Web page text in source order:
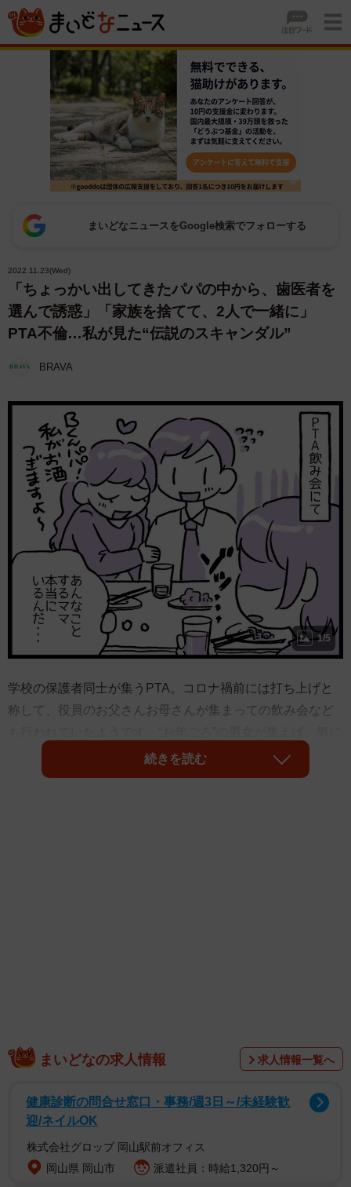
まいどなニュースをGoogle検索でフォローする
2022.11.23(Wed)
「ちょっかい出してきたパパの中から、歯医者を
選んで誘惑」「家族を捨てて、2人で一緒に」
PTA不倫…私が見た“伝説のスキャンダル”
BRAVA
1/5
学校の保護者同士が集うPTA。コロナ禍前には打ち上げと
称して、役員のお父さんお母さんが集まっての飲み会など
なる関係に発展してしまうケースも確率的にはあり得るわ
けで…不倫の現場に遭遇してしまった！というママたち
続きを読む
まいどなの求人情報 求人情報一覧へ
健康診断の問合せ窓口・事務/週3日～/未経験歓
迎/ネイルOK
株式会社グロップ 岡山駅前オフィス
岡山県 岡山市
派遣社員：時給1,320円～